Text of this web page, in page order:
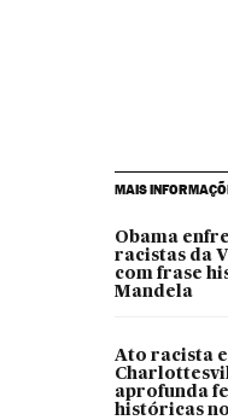
MAIS
Obama
racistas da
com frase
Mandela
Ato racista
aprofunda
históricas